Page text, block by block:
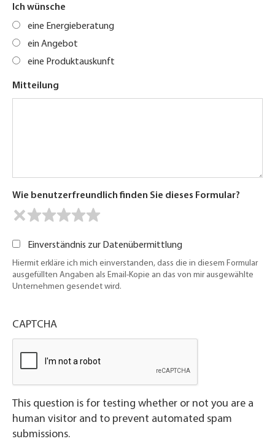
Ich wünsche
eine Energieberatung
ein Angebot
eine Produktauskunft
Mitteilung
Wie benutzerfreundlich finden Sie dieses Formular?
Einverständnis zur Datenübermittlung
Hiermit erkläre ich mich einverstanden, dass die in diesem Formular
ausgefüllten Angaben als Email-Kopie an das von mir ausgewählte
Unternehmen gesendet wird.
CAPTCHA
This question is for testing whether or not you are a
human visitor and to prevent automated spam
submissions.